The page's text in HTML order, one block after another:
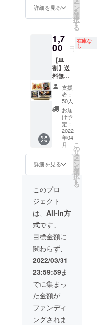
九州産
黒豚メ
ンチカ
げ調理
品）、
ビーフ
メンチ
カツ
（揚げ
調理
品）、
さっく
りメン
チカツ
（揚げ
調理
品）各1
詳細を見る ー
ン
を
選
択
す
る
1,7
00 円
在庫な
し
【早
割】送
料無
料！メ
ンチカ
ツ詰め
合わ
せ！ →
アンガ
スビー
フメン
チカツ
（レン
ジ調
理）、
九州産
黒豚メ
ンチカ
ツ（揚
げ調理
品）、
ビーフ
メンチ
カツ
（揚げ
調理
品）、
さっく
りメン
チカツ
（揚げ
調理
品）各1
袋
支援
者：
50人
お届
け予
定：
2022
年04
月
詳細を見る
こ
の
リ
タ
ー
ン
を
選
択
す
る
このプロ
ジェクト
は、 All-In方
式です。
目標金額に
関わらず、
2022/03/31
23:59:59ま
でに集まっ
た金額が
ファンディ
ングされま